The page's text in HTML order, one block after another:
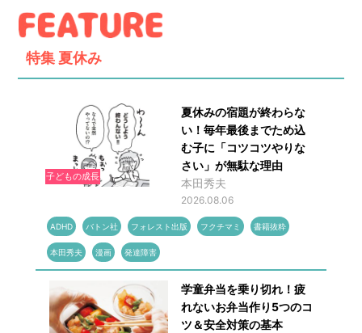
特集 夏休み
子どもの成長
夏休みの宿題が終わらな
い！毎年最後までため込
む子に「コツコツやりな
さい」が無駄な理由
本田秀夫
2026.08.06
ADHD バトン社 フォレスト出版 フクチマミ 書籍抜粋
本田秀夫 漫画 発達障害
学童弁当を乗り切れ！疲
れないお弁当作り5つのコ
ツ＆安全対策の基本